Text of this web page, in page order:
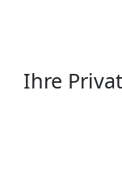
Ihre